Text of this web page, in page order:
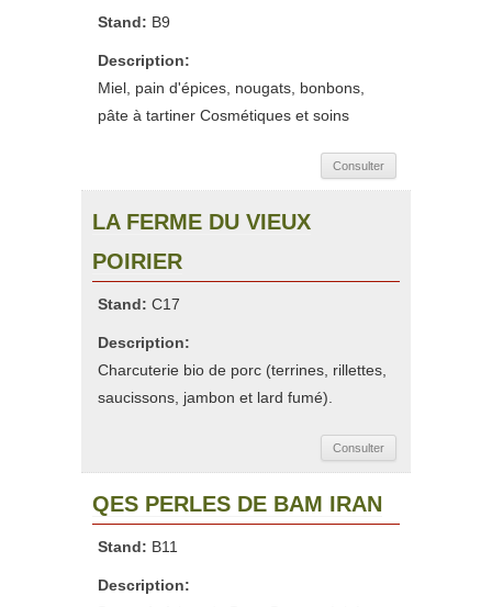
Stand: B9
Description:
Miel, pain d'épices, nougats, bonbons,
pâte à tartiner Cosmétiques et soins
Consulter
LA FERME DU VIEUX
POIRIER
Stand: C17
Description:
Charcuterie bio de porc (terrines, rillettes,
saucissons, jambon et lard fumé).
Consulter
QES PERLES DE BAM IRAN
Stand: B11
Description: